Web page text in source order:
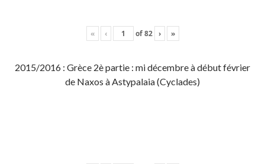
« ‹ of82 › »
2015/2016 : Grèce 2è partie : mi décembre à début février
de Naxos à Astypalaia (Cyclades)